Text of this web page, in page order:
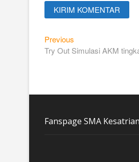
Navigasi
pos
Previous
post:
Try Out Simulasi AKM
Fanspage SMA